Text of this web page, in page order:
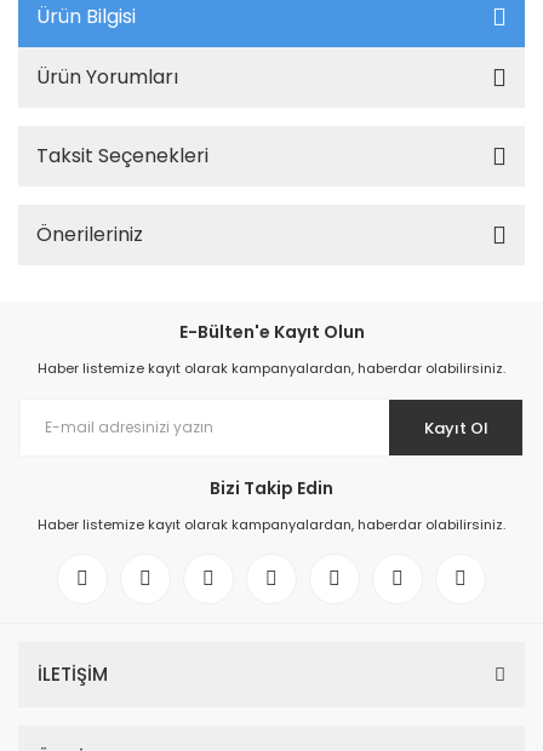
Ürün Bilgisi
Ürün Yorumları
Taksit Seçenekleri
Önerileriniz
E-Bülten'e Kayıt Olun
Haber listemize kayıt olarak kampanyalardan, haberdar olabilirsiniz.
Kayıt Ol
Bizi Takip Edin
Haber listemize kayıt olarak kampanyalardan, haberdar olabilirsiniz.
İLETİŞİM